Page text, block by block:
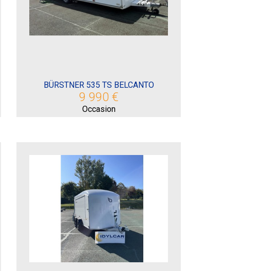
BÜRSTNER 535 TS BELCANTO
9 990 €
Occasion